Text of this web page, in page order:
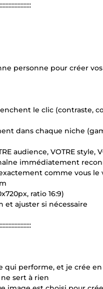
personne pour créer
le clic (contraste,
dans chaque niche
audience, VOTRE style,
immédiatement
comme vous le
ratio 16:9)
ajuster si nécessaire
qui performe, et je crée
sert à rien